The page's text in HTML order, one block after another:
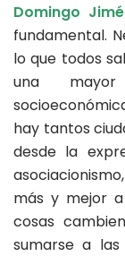
Domingo
fundamental.
lo que todos
una mayor
hay tantos
desde la
más y mejor
cosas
sumarse a las